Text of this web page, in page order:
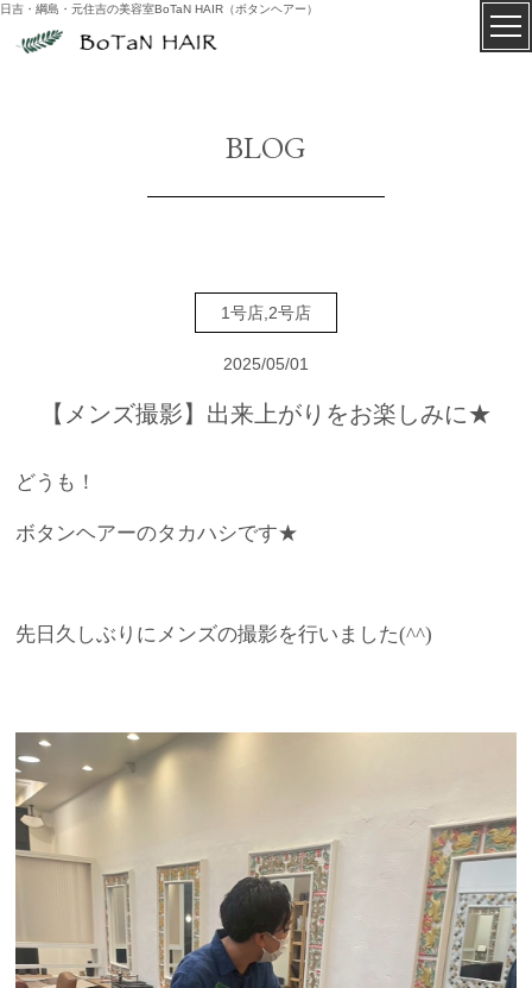
日吉・綱島・元住吉の美容室BoTaN HAIR（ボタンヘアー）
BLOG
1号店,2号店
2025/05/01
【メンズ撮影】出来上がりをお楽しみに★
どうも！
ボタンヘアーのタカハシです★
先日久しぶりにメンズの撮影を行いました(^^)